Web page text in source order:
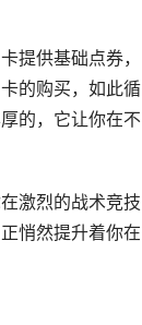
提供基础点券，
的购买，如此循
的，它让你在不
激烈的战术竞技
悄然提升着你在